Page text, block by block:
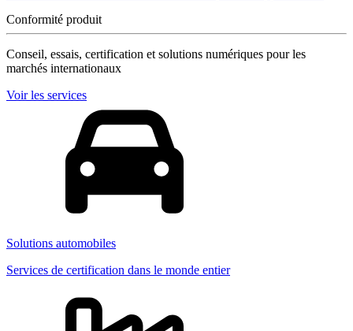
Conformité produit
Conseil, essais, certification et solutions numériques pour les
marchés internationaux
Voir les services
Solutions automobiles
Services de certification dans le monde entier